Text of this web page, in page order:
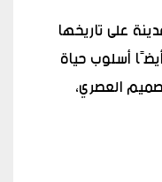
على تاريخها
أسلوب حياة
العصري،